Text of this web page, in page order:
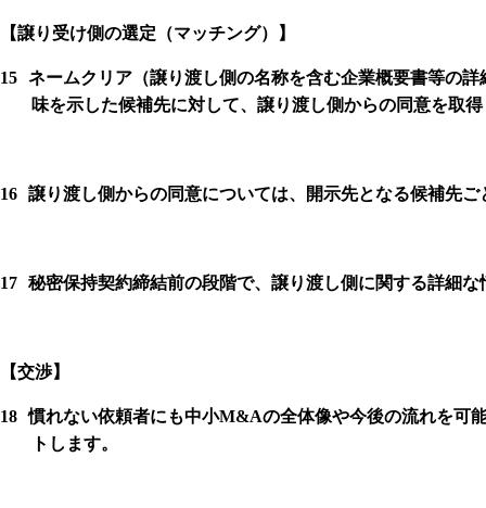
【譲り受け側の選定（マッチング）】
15 ネームクリア（譲り渡し側の名称を含む企業概要書等の
味を示した候補先に対して、譲り渡し側からの同意を取
16 譲り渡し側からの同意については、開示先となる候補先
17 秘密保持契約締結前の段階で、譲り渡し側に関する詳細
【交渉】
18 慣れない依頼者にも中小M&Aの全体像や今後の流れを可
トします。